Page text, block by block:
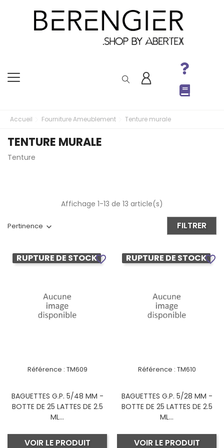
Accueil Fourniture Ameublement Tenture murale
TENTURE MURALE
Tenture
Pertinence FILTRER
Affichage 1-13 de 13 article(s)
RUPTURE DE STOCK
Référence : TM609
BAGUETTES G.P. 5/48 MM -
BOTTE DE 25 LATTES DE 2.5
ML...
VOIR LE PRODUIT
favorite_border RUPTURE DE STOCK
Référence : TM610
BAGUETTES G.P. 5/28 MM -
BOTTE DE 25 LATTES DE 2.5
ML...
VOIR LE PRODUIT
favorite_border